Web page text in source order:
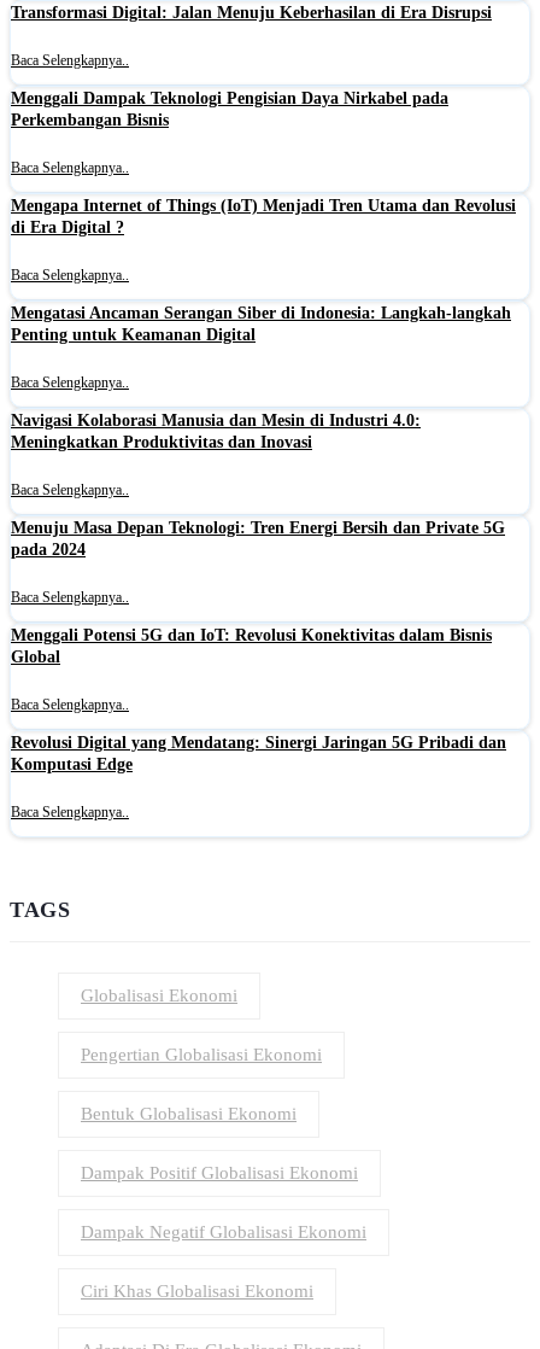
Transformasi Digital: Jalan Menuju Keberhasilan di Era Disrupsi
Baca Selengkapnya..
Menggali Dampak Teknologi Pengisian Daya Nirkabel pada
Perkembangan Bisnis
Baca Selengkapnya..
Mengapa Internet of Things (IoT) Menjadi Tren Utama dan Revolusi
di Era Digital ?
Baca Selengkapnya..
Mengatasi Ancaman Serangan Siber di Indonesia: Langkah-langkah
Penting untuk Keamanan Digital
Baca Selengkapnya..
Navigasi Kolaborasi Manusia dan Mesin di Industri 4.0:
Meningkatkan Produktivitas dan Inovasi
Baca Selengkapnya..
Menuju Masa Depan Teknologi: Tren Energi Bersih dan Private 5G
pada 2024
Baca Selengkapnya..
Menggali Potensi 5G dan IoT: Revolusi Konektivitas dalam Bisnis
Global
Baca Selengkapnya..
Revolusi Digital yang Mendatang: Sinergi Jaringan 5G Pribadi dan
Komputasi Edge
Baca Selengkapnya..
TAGS
Globalisasi Ekonomi
Pengertian Globalisasi Ekonomi
Bentuk Globalisasi Ekonomi
Dampak Positif Globalisasi Ekonomi
Dampak Negatif Globalisasi Ekonomi
Ciri Khas Globalisasi Ekonomi